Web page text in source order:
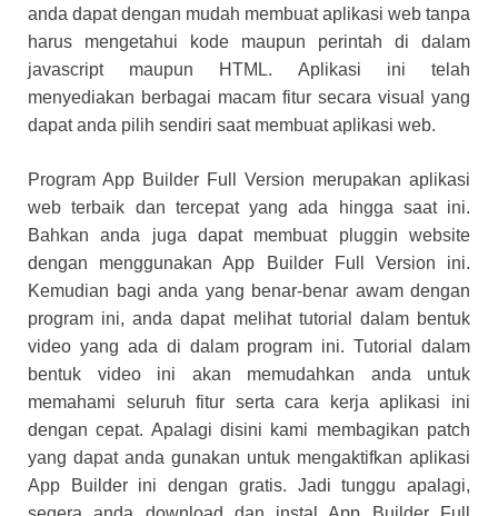
anda dapat dengan mudah membuat aplikasi web tanpa
harus mengetahui kode maupun perintah di dalam
javascript maupun HTML. Aplikasi ini telah
menyediakan berbagai macam fitur secara visual yang
dapat anda pilih sendiri saat membuat aplikasi web.
Program App Builder Full Version merupakan aplikasi
web terbaik dan tercepat yang ada hingga saat ini.
Bahkan anda juga dapat membuat pluggin website
dengan menggunakan App Builder Full Version ini.
Kemudian bagi anda yang benar-benar awam dengan
program ini, anda dapat melihat tutorial dalam bentuk
video yang ada di dalam program ini. Tutorial dalam
bentuk video ini akan memudahkan anda untuk
memahami seluruh fitur serta cara kerja aplikasi ini
dengan cepat. Apalagi disini kami membagikan patch
yang dapat anda gunakan untuk mengaktifkan aplikasi
App Builder ini dengan gratis. Jadi tunggu apalagi,